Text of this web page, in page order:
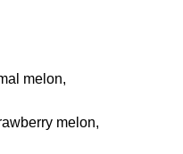
melon,
melon,